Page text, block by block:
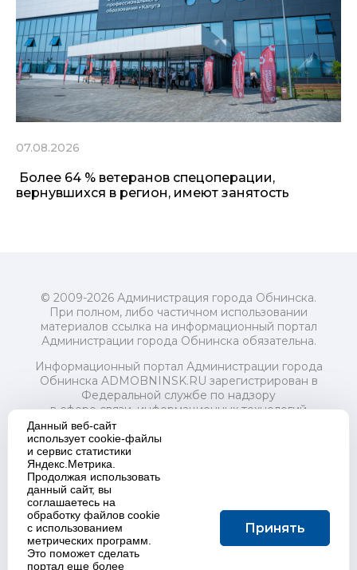
07.08.2026
Более 64 % ветеранов спецоперации,
вернувшихся в регион, имеют занятость
© 2009-2026 Администрация города Обнинска.
При полном, либо частичном использовании
материалов ссылка на информационный портал
Администрации города Обнинска обязательна.
Информационный портал Администрации города
Обнинска ADMOBNINSK.RU зарегистрирован в
Федеральной службе по надзору
в сфере связи, информационных технологий
и массовых коммуникаций (Роскомнадзор) 24 июля
2018 года.
Свидетельство о регистрации Эл № ФС77-73321
Учредитель: Администрация (исполнительно-
распорядительный орган) городского округа "Город
Обнинск". Главный редактор: Байкова Е.А.
Адрес электронной почты Редакции:
redactor@admobninsk.ru
Телефон Редакции: +7 (484) 395-85-85
Настоящий ресурс содержит материалы 18+
Данный веб-сайт
использует cookie-файлы
и сервис статистики
Яндекс.Метрика.
Продолжая использовать
данный сайт, вы
соглашаетесь на
обработку файлов cookie
с использованием
метрических программ.
Это поможет сделать
портал еще более
Принять